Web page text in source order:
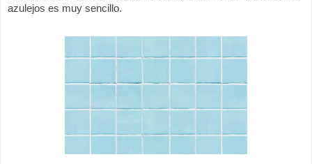
azulejos es muy sencillo.